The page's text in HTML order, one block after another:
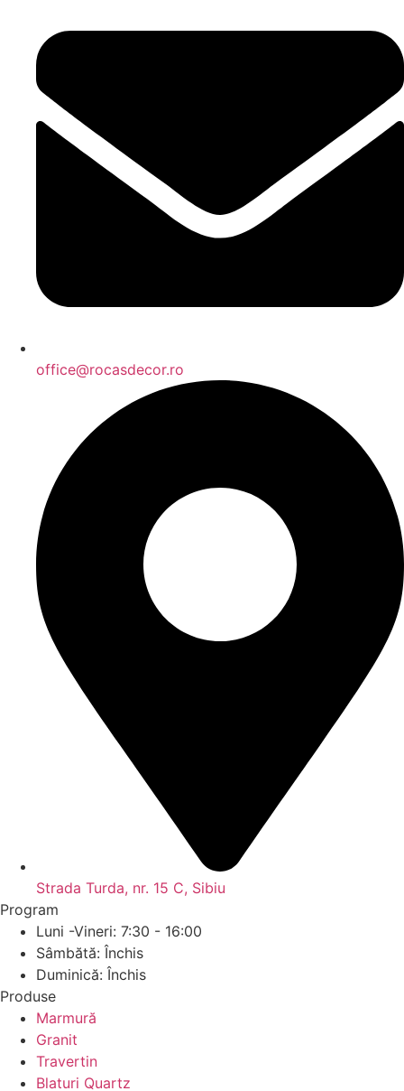
office@rocasdecor.ro
Strada Turda, nr. 15 C, Sibiu
Program
Luni -Vineri: 7:30 - 16:00
Sâmbătă: Închis
Duminică: Închis
Produse
Marmură
Granit
Travertin
Blaturi Quartz